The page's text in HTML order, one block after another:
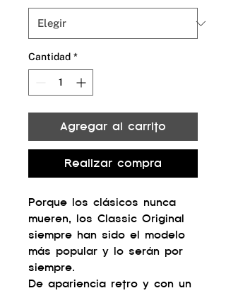
Cantidad *
Agregar al carrito
Realizar compra
Porque los clásicos nunca
mueren, los Classic Original
siempre han sido el modelo
más popular y lo serán por
siempre.
De apariencia retro y con un